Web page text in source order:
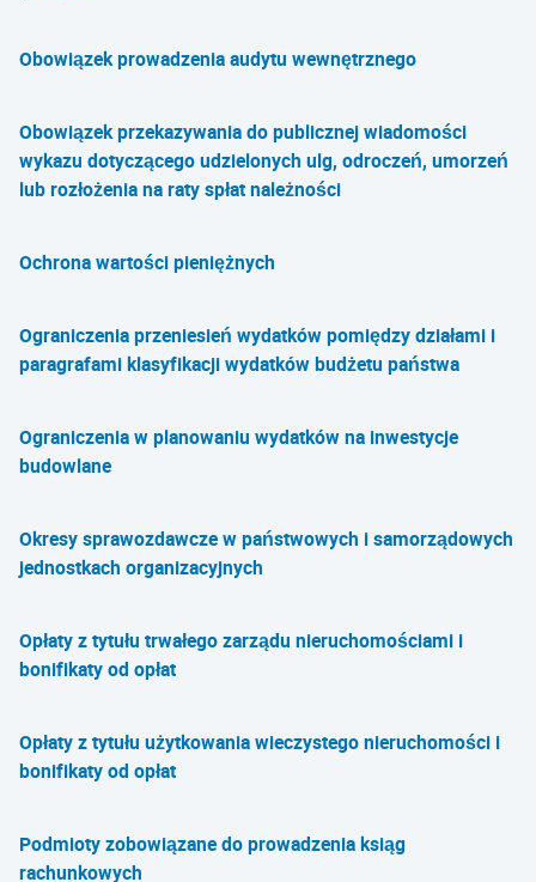
Obowiązek prowadzenia audytu wewnętrznego
Obowiązek przekazywania do publicznej wiadomości
wykazu dotyczącego udzielonych ulg, odroczeń, umorzeń
lub rozłożenia na raty spłat należności
Ochrona wartości pieniężnych
Ograniczenia przeniesień wydatków pomiędzy działami i
paragrafami klasyfikacji wydatków budżetu państwa
Ograniczenia w planowaniu wydatków na inwestycje
budowlane
Okresy sprawozdawcze w państwowych i samorządowych
jednostkach organizacyjnych
Opłaty z tytułu trwałego zarządu nieruchomościami i
bonifikaty od opłat
Opłaty z tytułu użytkowania wieczystego nieruchomości i
bonifikaty od opłat
Podmioty zobowiązane do prowadzenia ksiąg
rachunkowych